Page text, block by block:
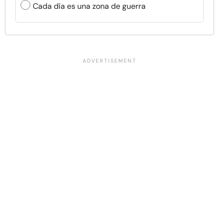
Cada día es una zona de guerra